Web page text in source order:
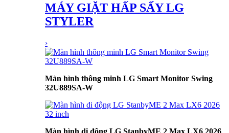
MÁY GIẶT HẤP SẤY LG
STYLER
›
Màn hình thông minh LG Smart Monitor Swing
32U889SA-W
Màn hình di động LG StanbyME 2 Max LX6 2026